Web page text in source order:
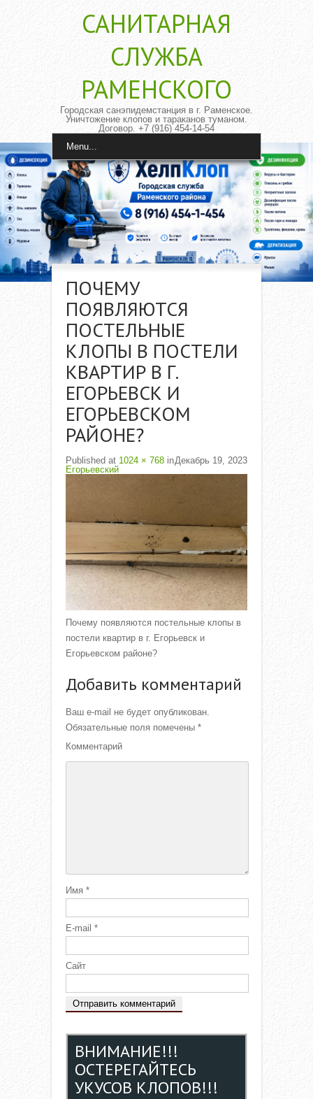
САНИТАРНАЯ
CЛУЖБА
РАМЕНСКОГО
Городская санэпидемстанция в г. Раменское.
Уничтожение клопов и тараканов туманом.
Договор. +7 (916) 454-14-54
Menu...
ПОЧЕМУ
ПОЯВЛЯЮТСЯ
ПОСТЕЛЬНЫЕ
КЛОПЫ В ПОСТЕЛИ
КВАРТИР В Г.
ЕГОРЬЕВСК И
ЕГОРЬЕВСКОМ
РАЙОНЕ?
Published Декабрь 19, 2023
at 1024 × 768 in
Егорьевский
Почему появляются постельные клопы в
постели квартир в г. Егорьевск и
Егорьевском районе?
Добавить комментарий
Ваш e-mail не будет опубликован.
Обязательные поля помечены *
Комментарий
Имя *
E-mail *
Сайт
ВНИМАНИЕ!!!
ОСТЕРЕГАЙТЕСЬ
УКУСОВ КЛОПОВ!!!